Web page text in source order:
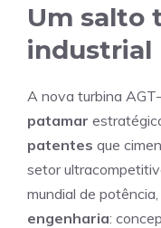
Um salto
industrial
A nova turbina
patamar
patentes que
setor
mundial de
engenharia: